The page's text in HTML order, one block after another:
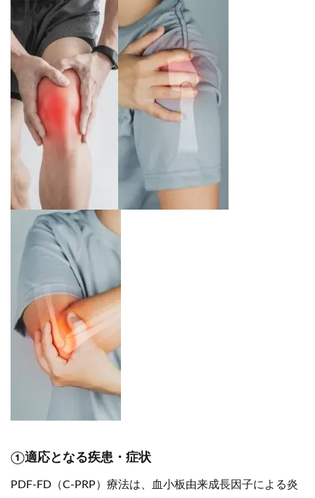
①適応となる疾患・症状
PDF-FD（C-PRP）療法は、血小板由来成長因子による炎